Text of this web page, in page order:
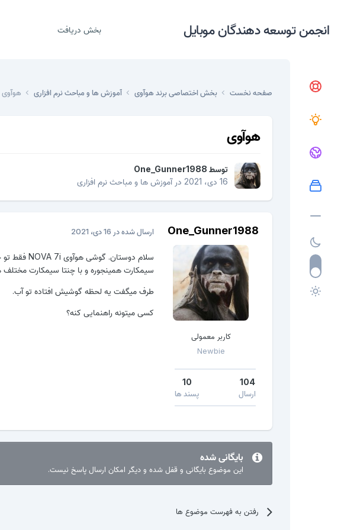
انجمن توسعه دهندگان موبایل بخش دریافت
صفحه نخست بخش اختصاصی برند هوآوی آموزش ها و مباحث نرم افزاری هوآوی
هوآوی
توسط One_Gunner1988
16 دی، 2021
درآموزش ها و مباحث نرم افزاری
One_Gunner1988
کاربر معمولی
Newbie
104
ارسال
10
پسند ها
ارسال شده در 16 دی، 2021
سیمکارت همینجوره و با چنتا سیمکارت
طرف میگفت یه لحظه گوشیش افتاده تو آب.
کسی میتونه راهنمایی کنه؟
بایگانی شده
این موضوع بایگانی و قفل شده و دیگر امکان ارسال پاسخ نیست.
رفتن به فهرست موضوع ها